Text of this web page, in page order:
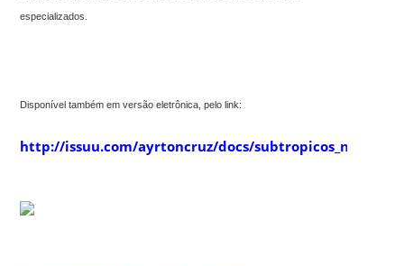
especializados.
Disponível também em versão eletrônica, pelo link:
http://issuu.com/ayrtoncruz/docs/subtropicos_n20/1